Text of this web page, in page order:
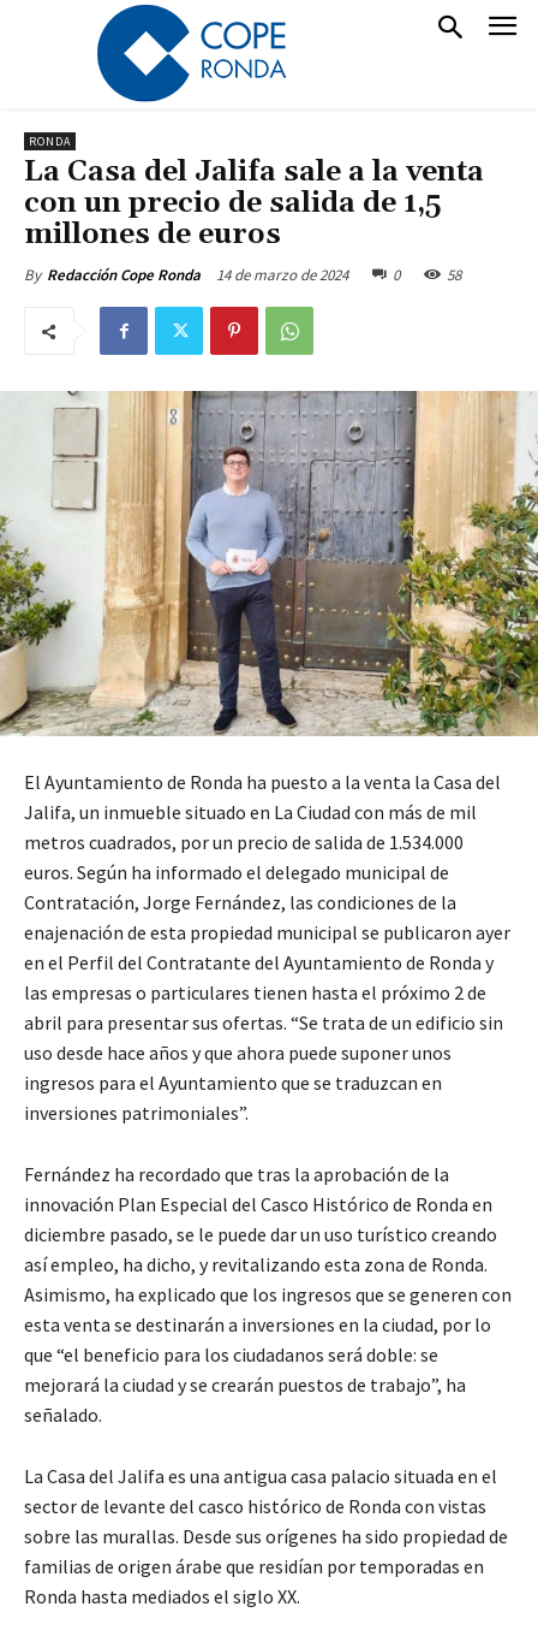
RONDA
La Casa del Jalifa sale a la venta
con un precio de salida de 1,5
millones de euros
By Redacción Cope Ronda 14 de marzo de 2024 0 58
El Ayuntamiento de Ronda ha puesto a la venta la Casa del
Jalifa, un inmueble situado en La Ciudad con más de mil
metros cuadrados, por un precio de salida de 1.534.000
euros. Según ha informado el delegado municipal de
Contratación, Jorge Fernández, las condiciones de la
enajenación de esta propiedad municipal se publicaron ayer
en el Perfil del Contratante del Ayuntamiento de Ronda y
las empresas o particulares tienen hasta el próximo 2 de
abril para presentar sus ofertas. “Se trata de un edificio sin
uso desde hace años y que ahora puede suponer unos
ingresos para el Ayuntamiento que se traduzcan en
inversiones patrimoniales”.
Fernández ha recordado que tras la aprobación de la
innovación Plan Especial del Casco Histórico de Ronda en
diciembre pasado, se le puede dar un uso turístico creando
así empleo, ha dicho, y revitalizando esta zona de Ronda.
Asimismo, ha explicado que los ingresos que se generen con
esta venta se destinarán a inversiones en la ciudad, por lo
que “el beneficio para los ciudadanos será doble: se
mejorará la ciudad y se crearán puestos de trabajo”, ha
señalado.
La Casa del Jalifa es una antigua casa palacio situada en el
sector de levante del casco histórico de Ronda con vistas
sobre las murallas. Desde sus orígenes ha sido propiedad de
familias de origen árabe que residían por temporadas en
Ronda hasta mediados el siglo XX.